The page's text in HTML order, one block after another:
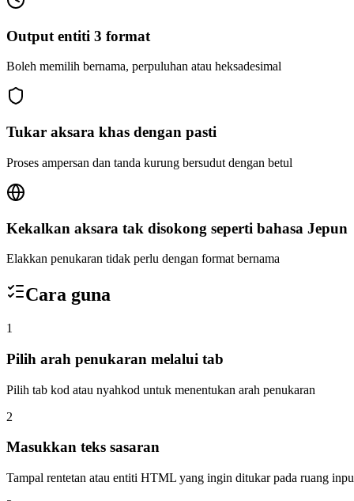
Output entiti 3 format
Boleh memilih bernama, perpuluhan atau heksadesimal
Tukar aksara khas dengan pasti
Proses ampersan dan tanda kurung bersudut dengan betul
Kekalkan aksara tak disokong seperti bahasa Jepun
Elakkan penukaran tidak perlu dengan format bernama
Cara guna
1
Pilih arah penukaran melalui tab
Pilih tab kod atau nyahkod untuk menentukan arah penukaran
2
Masukkan teks sasaran
Tampal rentetan atau entiti HTML yang ingin ditukar pada ruang